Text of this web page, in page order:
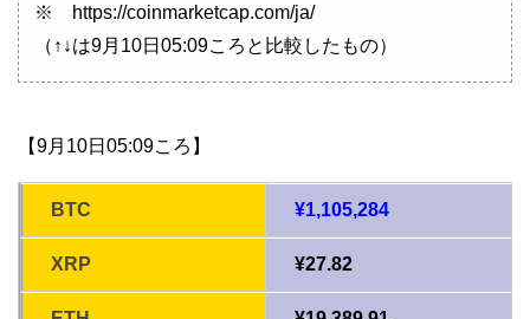
※ https://coinmarketcap.com/ja/
（↑↓は9月10日05:09ころと比較したもの）
【9月10日05:09ころ】
BTC ¥1,105,284
XRP ¥27.82